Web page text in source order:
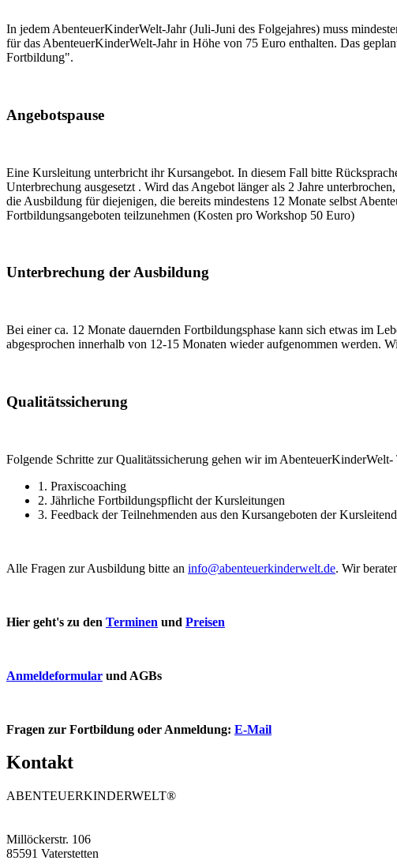
In jedem Abenteuer­KinderWelt-Jahr (Juli-Juni des Folgejahres) muss
für das Abenteuer­KinderWelt-Jahr in Höhe von 75 Euro enthalten. Das
Fortbildung".
Angebotspause
Eine Kursleitung unterbricht ihr Kursangebot. In diesem Fall bitte
Unterbrechung ausgesetzt . Wird das Angebot länger als 2 Jahre
die Ausbildung für diejenigen, die bereits mindestens 12 Monate selbst
Fortbildungsangeboten teilzunehmen (Kosten pro Workshop 50 Euro)
Unterbrechung der Ausbildung
Bei einer ca. 12 Monate dauernden Fortbildungsphase kann sich etwas im
abgesprochen innerhalb von 12-15 Monaten wieder aufgenommen werden.
Qualitätssicherung
Folgende Schritte zur Qualitätssicherung gehen wir im AbenteuerKinderWelt-
1. Praxiscoaching
2. Jährliche Fortbildungspflicht der Kursleitungen
3. Feedback der Teilnehmenden aus den Kursangeboten der
Alle Fragen zur Ausbildung bitte an info@abenteuerkinderwelt.de. Wir
Hier geht's zu den Terminen und Preisen
Anmeldeformular und AGBs
Fragen zur Fortbildung oder Anmeldung: E-Mail
Kontakt
ABENTEUERKINDERWELT®
Millöckerstr. 106
85591 Vaterstetten